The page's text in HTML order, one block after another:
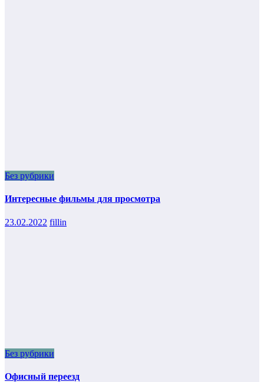
Без рубрики
Интересные фильмы для просмотра
23.02.2022 fillin
Без рубрики
Офисный переезд